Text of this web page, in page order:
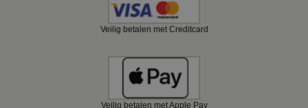
Veilig betalen met Creditcard
Veilig betalen met Apple Pay